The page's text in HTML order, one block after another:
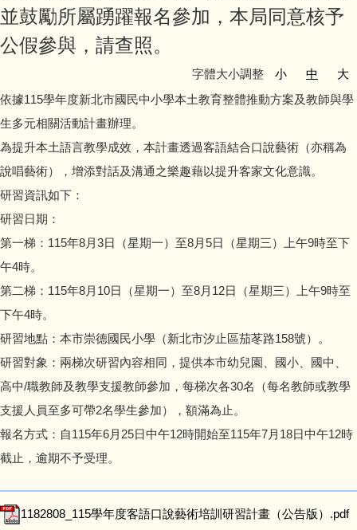
學校簡介
公開授課專區
公職人員利益迴避專區
校園宣導訊息
校園填報
並鼓勵所屬踴躍報名參加，本局同意核予
公假參與，請查照。
字體大小調整 小 中
大
依據115學年度新北市國民中小學本土教育整體推動方案及教師與學
生多元相關活動計畫辦理。
為提升本土語言教學成效，本計畫透過客語結合口說藝術（亦稱為
說唱藝術），增添對話及溝通之樂趣藉以提升客家文化意識。
研習資訊如下：
研習日期：
第一梯：115年8月3日（星期一）至8月5日（星期三）上午9時至下
午4時。
第二梯：115年8月10日（星期一）至8月12日（星期三）上午9時至
下午4時。
研習地點：本市崇德國民小學（新北市汐止區茄苳路158號）。
研習對象：兩梯次研習內容相同，提供本市幼兒園、國小、國中、
高中/職教師及教學支援教師參加，每梯次各30名（每名教師或教學
支援人員至多可帶2名學生參加），額滿為止。
報名方式：自115年6月25日中午12時開始至115年7月18日中午12時
截止，逾期不予受理。
1182808_115學年度客語口說藝術培訓研習計畫（公告版）.pdf